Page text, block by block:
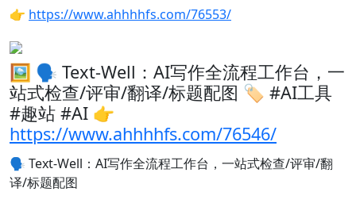
👉 https://www.ahhhhfs.com/76553/
🖼 🗣️ Text-Well：AI写作全流程工作台，一
站式检查/评审/翻译/标题配图 🏷️ #AI工具
#趣站 #AI 👉
https://www.ahhhhfs.com/76546/
🗣️ Text-Well：AI写作全流程工作台，一站式检查/评审/翻
译/标题配图